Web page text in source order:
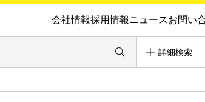
会社情報採用情報ニュースお問い
詳細検索